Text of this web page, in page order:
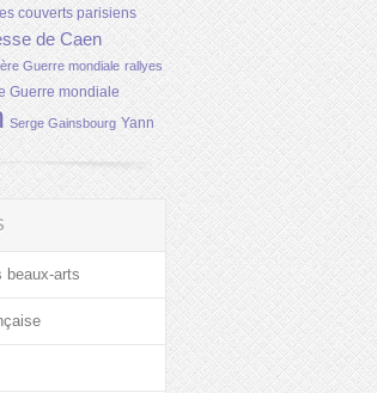
couverts parisiens
de Caen
Guerre mondiale rallyes
Guerre mondiale
Serge Gainsbourg Yann
beaux-arts